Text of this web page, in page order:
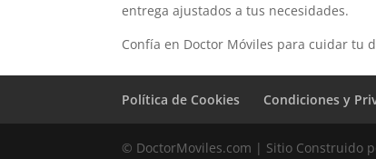
entrega ajustados a tus necesidades.
Confía en Doctor Móviles para cuidar tu
Política de Cookies Condiciones y
© DoctorMoviles.com | Sitio Construido